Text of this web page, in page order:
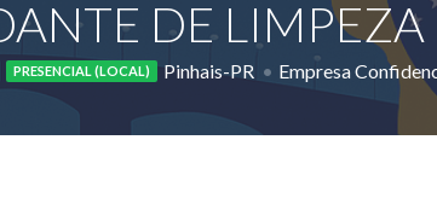
DE LIMPEZA
PRESENCIAL (LOCAL) Pinhais-PR Empresa